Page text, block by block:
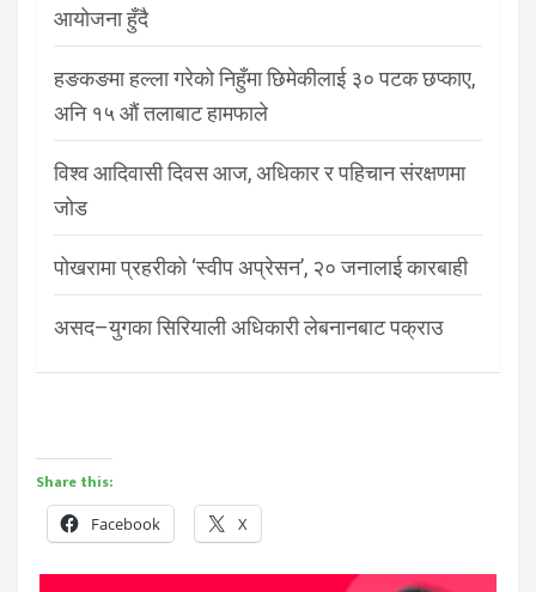
आयोजना हुँदै
हङकङमा हल्ला गरेको निहुँमा छिमेकीलाई ३० पटक छप्काए,
अनि १५ औं तलाबाट हामफाले
विश्व आदिवासी दिवस आज, अधिकार र पहिचान संरक्षणमा
जोड
पोखरामा प्रहरीको ‘स्वीप अप्रेसन’, २० जनालाई कारबाही
असद–युगका सिरियाली अधिकारी लेबनानबाट पक्राउ
Share this:
Facebook X